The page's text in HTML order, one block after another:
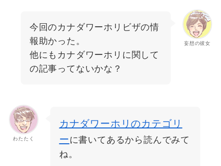
妄想の彼女
今回のカナダワーホリビザの情
報助かった。
他にもカナダワーホリに関して
の記事ってないかな？
わたたく
カナダワーホリのカテゴリ
ーに書いてあるから読んでみて
ね。